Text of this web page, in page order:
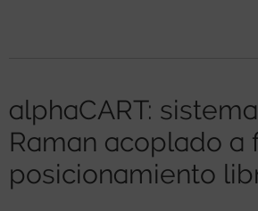
alphaCART:
Raman acoplado a
posicionamiento